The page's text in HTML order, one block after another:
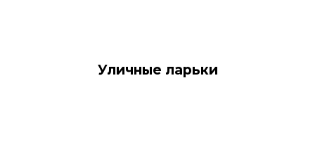
Уличные ларьки